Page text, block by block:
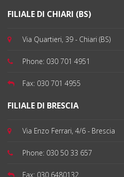
FILIALE DI CHIARI (BS)
Via Quartieri, 39 - Chiari (BS)
Phone: 030 701 4951
Fax: 030 701 4955
FILIALE DI BRESCIA
Via Enzo Ferrari, 4/6 - Brescia
Phone: 030 50 33 657
Fax: 030 6480132